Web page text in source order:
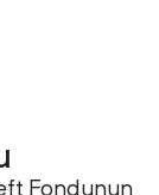
Fondunun